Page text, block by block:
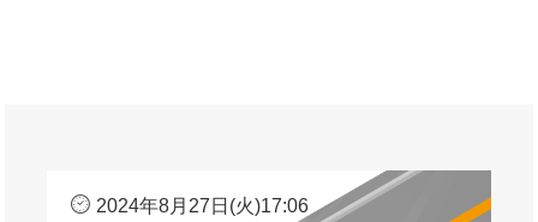
2024年8月27日(火)17:06